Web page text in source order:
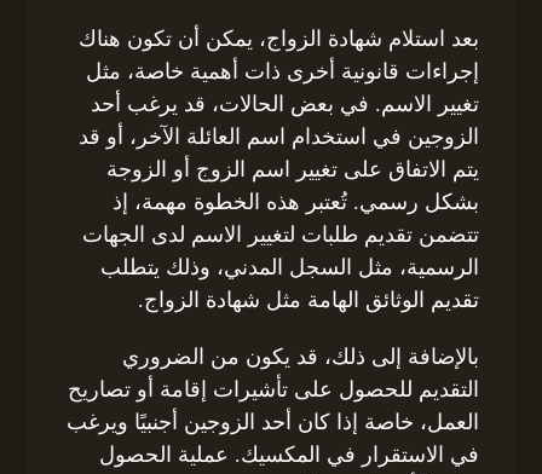
بعد استلام شهادة الزواج، يمكن أن تكون هناك
إجراءات قانونية أخرى ذات أهمية خاصة، مثل
تغيير الاسم. في بعض الحالات، قد يرغب أحد
الزوجين في استخدام اسم العائلة الآخر، أو قد
يتم الاتفاق على تغيير اسم الزوج أو الزوجة
بشكل رسمي. تُعتبر هذه الخطوة مهمة، إذ
تتضمن تقديم طلبات لتغيير الاسم لدى الجهات
الرسمية، مثل السجل المدني، وذلك يتطلب
تقديم الوثائق الهامة مثل شهادة الزواج.
بالإضافة إلى ذلك، قد يكون من الضروري
التقديم للحصول على تأشيرات إقامة أو تصاريح
العمل، خاصة إذا كان أحد الزوجين أجنبيًا ويرغب
في الاستقرار في المكسيك. عملية الحصول